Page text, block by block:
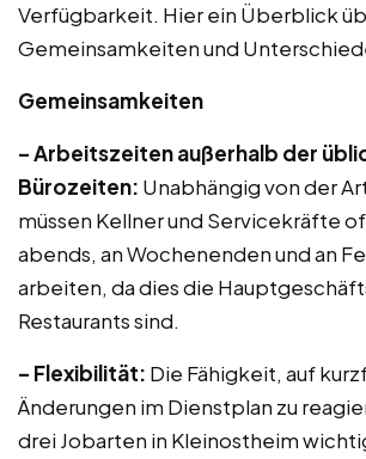
Verfügbarkeit. Hier ein Überblick
Gemeinsamkeiten und
Gemeinsamkeiten
– Arbeitszeiten außerhalb der
Bürozeiten: Unabhängig von der
müssen Kellner und Servicekräfte
abends, an Wochenenden und an
arbeiten, da dies die
Restaurants sind.
– Flexibilität: Die Fähigkeit, auf
Änderungen im Dienstplan zu
drei Jobarten in Kleinostheim